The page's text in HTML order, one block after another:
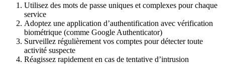
Utilisez des mots de passe uniques et complexes pour chaque
service
Adoptez une application d’authentification avec vérification
biométrique (comme Google Authenticator)
Surveillez régulièrement vos comptes pour détecter toute
activité suspecte
Réagissez rapidement en cas de tentative d’intrusion